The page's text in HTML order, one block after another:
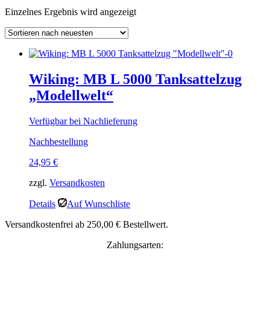
Einzelnes Ergebnis wird angezeigt
Wiking: MB L 5000 Tanksattelzug
„Modellwelt“
Verfügbar bei Nachlieferung
Nachbestellung
24,95 €
zzgl. Versandkosten
Details
Auf Wunschliste
Versandkostenfrei ab 250,00 € Bestellwert.
Zahlungsarten: